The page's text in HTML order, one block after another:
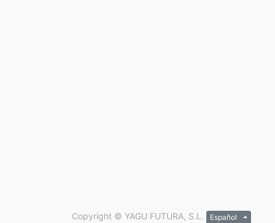
Copyright © YAGU FUTURA, S.L. Español